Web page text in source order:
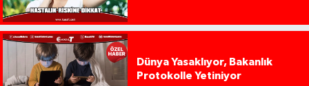
Dünya Yasaklıyor, Bakanlık
Protokolle Yetiniyor